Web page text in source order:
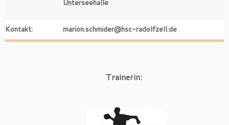
Unterseehalle
Kontakt: marion.schmider@hsc-radolfzell.de
Trainerin: